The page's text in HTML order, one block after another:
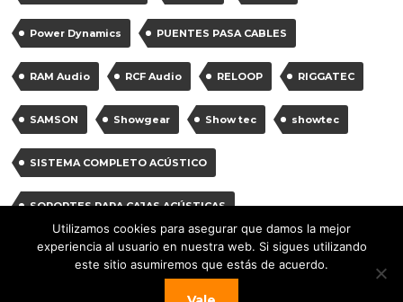
Power Dynamics PUENTES PASA CABLES
RAM Audio RCF Audio RELOOP RIGGATEC
SAMSON Showgear Show tec showtec
SISTEMA COMPLETO ACÚSTICO
SOPORTES PARA CAJAS ACÚSTICAS
SOPORTES PARA MICRÓFONOS Vonyx Work
Utilizamos cookies para asegurar que damos la mejor
experiencia al usuario en nuestra web. Si sigues utilizando
este sitio asumiremos que estás de acuerdo.